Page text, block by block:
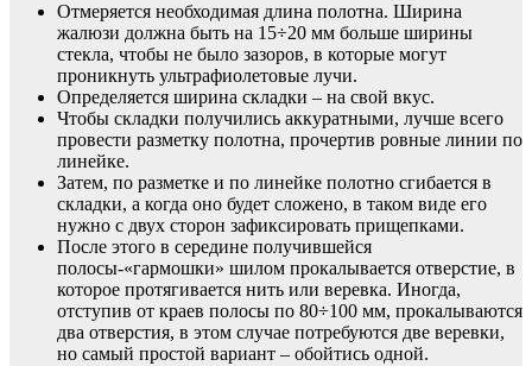
Отмеряется необходимая длина полотна. Ширина
жалюзи должна быть на 15÷20 мм больше ширины
стекла, чтобы не было зазоров, в которые могут
проникнуть ультрафиолетовые лучи.
Определяется ширина складки – на свой вкус.
Чтобы складки получились аккуратными, лучше всего
провести разметку полотна, прочертив ровные линии по
линейке.
Затем, по разметке и по линейке полотно сгибается в
складки, а когда оно будет сложено, в таком виде его
нужно с двух сторон зафиксировать прищепками.
После этого в середине получившейся
полосы-«гармошки» шилом прокалывается отверстие, в
которое протягивается нить или веревка. Иногда,
отступив от краев полосы по 80÷100 мм, прокалываются
два отверстия, в этом случае потребуются две веревки,
но самый простой вариант – обойтись одной.